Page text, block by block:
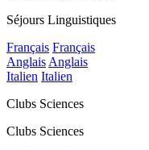
Séjours Linguistiques
Français Français
Anglais Anglais
Italien Italien
Clubs Sciences
Clubs Sciences